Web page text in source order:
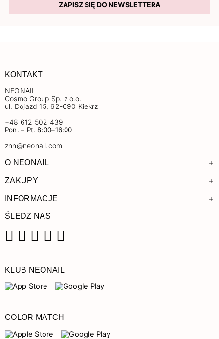
ZAPISZ SIĘ DO NEWSLETTERA
KONTAKT
NEONAIL
Cosmo Group Sp. z o.o.
ul. Dojazd 15, 62-090 Kiekrz
+48 612 502 439
Pon. – Pt. 8:00–16:00
znn@neonail.com
O NEONAIL +
ZAKUPY +
INFORMACJE +
ŚLEDŹ NAS
KLUB NEONAIL
COLOR MATCH